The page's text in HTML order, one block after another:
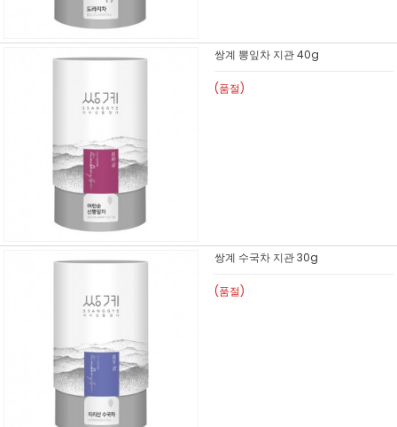
쌍계 뽕잎차 지관 40g
(품절)
쌍계 수국차 지관 30g
(품절)